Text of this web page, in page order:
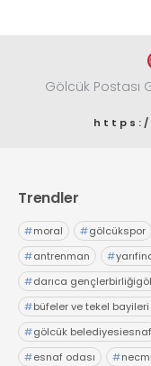
Gölcük Postası
Trendler
#moral #gölcükspor
#antrenman #
#darıca
#büfeler ve tekel bayileri
#gölcük belediyesiesnaf
#esnaf odası #